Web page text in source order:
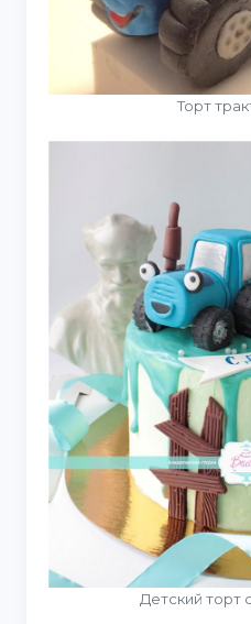
Торт
Детский торт